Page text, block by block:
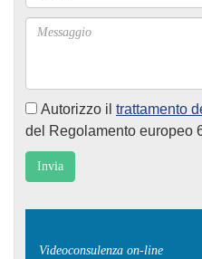
Autorizzo il trattamento
del Regolamento europeo
Videoconsulenza on-line